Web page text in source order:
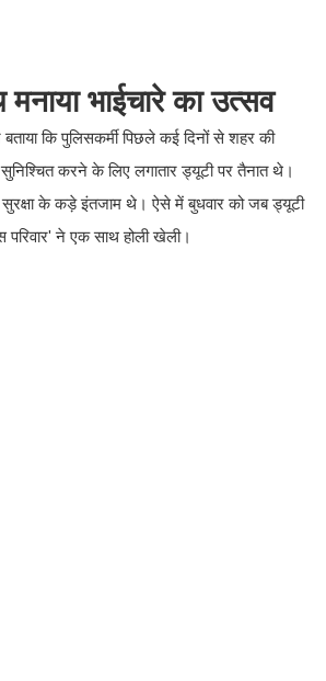
भाईचारे का उत्सव
कि पुलिसकर्मी पिछले कई दिनों से शहर की
करने के लिए लगातार ड्यूटी पर तैनात थे।
के कड़े इंतजाम थे। ऐसे में बुधवार को जब ड्यूटी
परिवार' ने एक साथ होली खेली।